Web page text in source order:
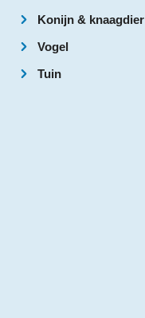
Konijn & knaagdier
Vogel
Tuin